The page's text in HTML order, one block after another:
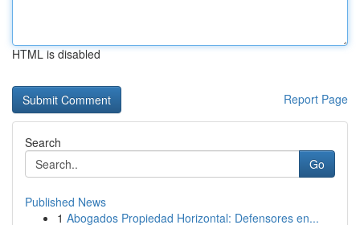
HTML is disabled
Report Page
Search
Go
Published News
1 Abogados Propiedad Horizontal: Defensores en...